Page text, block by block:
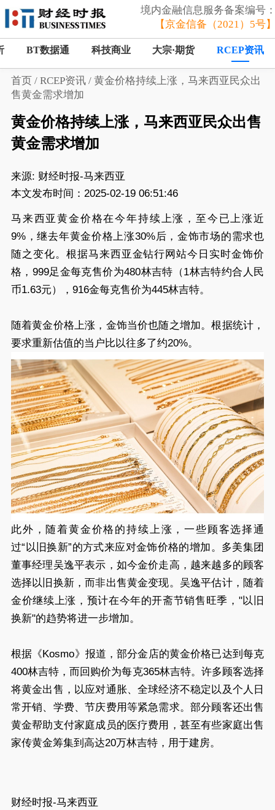
境内金融信息服务备案编号
【京金信备（2021）5号
BT数据通 科技商业 大宗·期货 RCEP资讯
首页/ RCEP资讯/ 黄金价格持续上涨，马来西亚民众出
售黄金需求增加
黄金价格持续上涨，马来西亚民众出售
黄金需求增加
来源: 财经时报-马来西亚
本文发布时间：2025-02-19 06:51:46
马来西亚黄金价格在今年持续上涨，至今已上涨近
9%，继去年黄金价格上涨30%后，金饰市场的需求也
随之变化。根据马来西亚金钻行网站今日实时金饰价
格，999足金每克售价为480林吉特（1林吉特约合人民
币1.63元），916金每克售价为445林吉特。
随着黄金价格上涨，金饰当价也随之增加。根据统计，
要求重新估值的当户比以往多了约20%。
此外，随着黄金价格的持续上涨，一些顾客选择通
过“以旧换新”的方式来应对金饰价格的增加。多美集团
董事经理吴逸平表示，如今金价走高，越来越多的顾客
选择以旧换新，而非出售黄金变现。吴逸平估计，随着
金价继续上涨，预计在今年的开斋节销售旺季，"以旧
换新"的趋势将进一步增加。
根据《Kosmo》报道，部分金店的黄金价格已达到每克
400林吉特，而回购价为每克365林吉特。许多顾客选择
将黄金出售，以应对通胀、全球经济不稳定以及个人日
常开销、学费、节庆费用等紧急需求。部分顾客还出售
黄金帮助支付家庭成员的医疗费用，甚至有些家庭出售
家传黄金筹集到高达20万林吉特，用于建房。
财经时报-马来西亚